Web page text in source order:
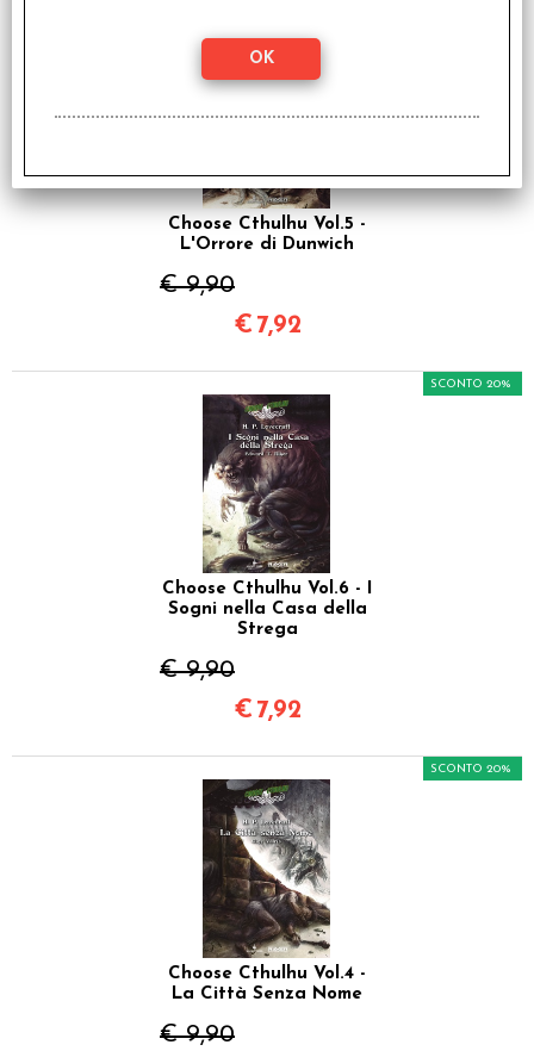
Choose Cthulhu Vol.5 -
L'Orrore di Dunwich
€ 9,90
€ 7,92
Choose Cthulhu Vol.6 - I
Sogni nella Casa della
Strega
€ 9,90
SCONTO 20%
€ 7,92
Choose Cthulhu Vol.4 -
La Città Senza Nome
€ 9,90
SCONTO 20%